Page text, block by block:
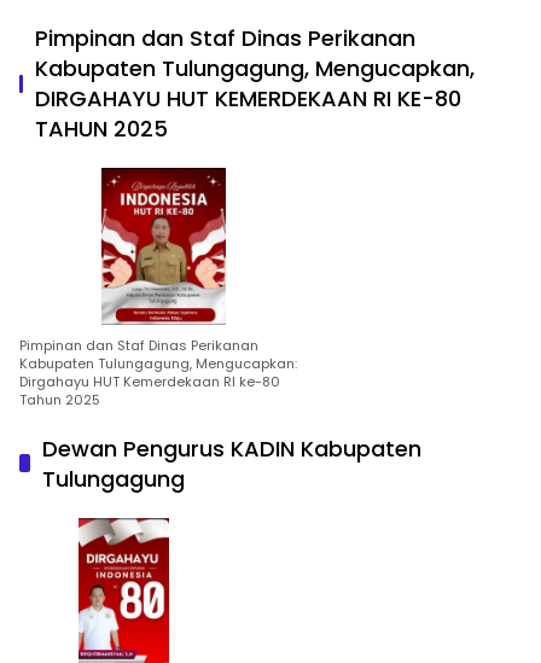
Pimpinan dan Staf Dinas Perikanan
Kabupaten Tulungagung, Mengucapkan,
DIRGAHAYU HUT KEMERDEKAAN RI KE-80
TAHUN 2025
Pimpinan dan Staf Dinas Perikanan
Kabupaten Tulungagung, Mengucapkan:
Dirgahayu HUT Kemerdekaan RI ke-80
Tahun 2025
Dewan Pengurus KADIN Kabupaten
Tulungagung